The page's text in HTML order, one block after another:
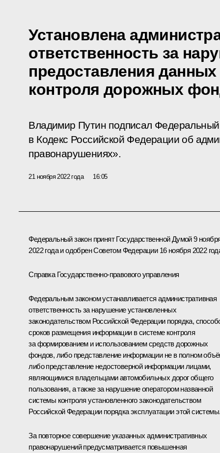
Установлена
ответственность за
предоставления
контроля дорожных
Владимир Путин подписал
в Кодекс Российской Федерации об
правонарушениях».
21 ноября 2022 года 16:05
Федеральный закон принят Государственной Думой 9
2022 года и одобрен Советом Федерации 16 ноября 2022
Справка Государственно-правового управления
Федеральным законом устанавливается административная
ответственность за нарушение установленных
законодательством Российской Федерации порядка,
сроков размещения информации в системе контроля
за формированием и использованием средств дорожных
фондов, либо представление информации не в полном
либо представление недостоверной информации лицами,
являющимися владельцами автомобильных дорог общего
пользования, а также за нарушение оператором названной
системы контроля установленного законодательством
Российской Федерации порядка эксплуатации этой
За повторное совершение указанных административных
правонарушений предусматривается повышенная